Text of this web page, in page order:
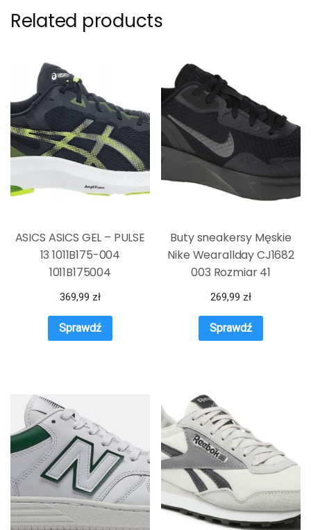
Related products
ASICS ASICS GEL – PULSE
13 1011B175-004
1011B175004
369,99 zł
Sprawdź
Buty sneakersy Męskie
Nike Wearallday CJ1682
003 Rozmiar 41
269,99 zł
Sprawdź